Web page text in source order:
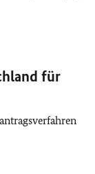
für